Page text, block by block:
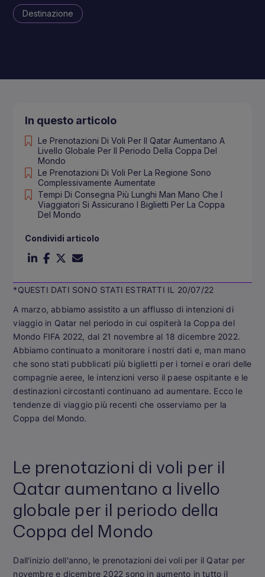
Destinazione
*QUESTI DATI SONO STATI ESTRATTI IL 20/07/22
A marzo, abbiamo assistito a un afflusso di intenzioni di
viaggio in Qatar nel periodo in cui ospiterà la Coppa del
Mondo FIFA 2022, dal 21 novembre al 18 dicembre 2022.
Abbiamo continuato a monitorare i nostri dati e, man mano
che sono stati pubblicati più biglietti per i tornei e orari delle
compagnie aeree, le intenzioni verso il paese ospitante e le
destinazioni circostanti continuano ad aumentare. Ecco le
tendenze di viaggio più recenti che osserviamo per la
Coppa del Mondo.
Le prenotazioni di voli per il
Qatar aumentano a livello
globale per il periodo della
Coppa del Mondo
Dall'inizio dell'anno, le prenotazioni dei voli per il Qatar per
novembre e dicembre 2022 sono in aumento in tutto il
In questo articolo
Le Prenotazioni Di Voli Per Il Qatar Aumentano A
Livello Globale Per Il Periodo Della Coppa Del
Mondo
Le Prenotazioni Di Voli Per La Regione Sono
Complessivamente Aumentate
Tempi Di Consegna Più Lunghi Man Mano Che I
Viaggiatori Si Assicurano I Biglietti Per La Coppa
Del Mondo
Condividi articolo